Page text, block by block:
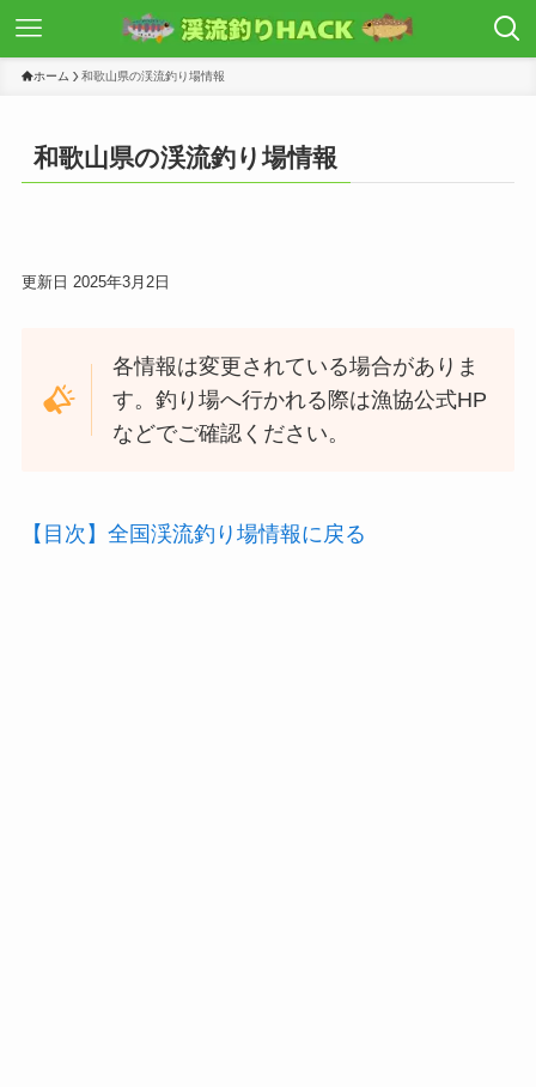
ホーム 和歌山県の渓流釣り場情報
和歌山県の渓流釣り場情報
更新日 2025年3月2日
各情報は変更されている場合がありま
す。釣り場へ行かれる際は漁協公式HP
などでご確認ください。
【目次】全国渓流釣り場情報に戻る